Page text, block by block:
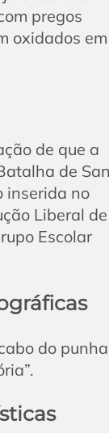
pregos
oxidados em
de que a
de
inserida no
Liberal de
Escolar
do